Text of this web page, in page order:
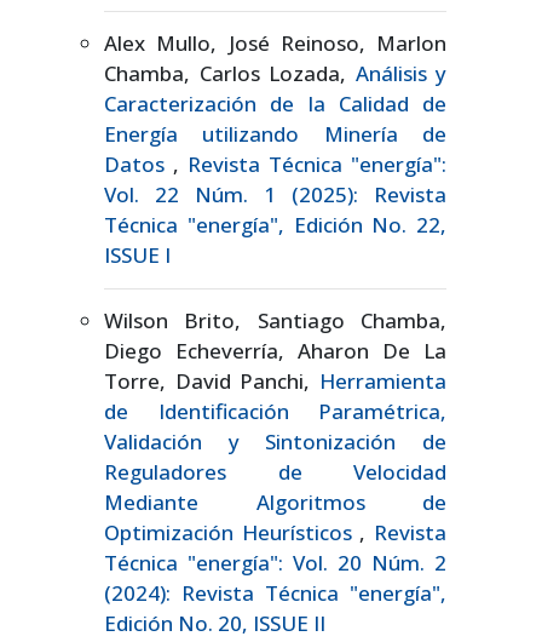
Alex Mullo, José Reinoso, Marlon
Chamba, Carlos Lozada, Análisis y
Caracterización de la Calidad de
Energía utilizando Minería de
Datos , Revista Técnica "energía":
Vol. 22 Núm. 1 (2025): Revista
Técnica "energía", Edición No. 22,
ISSUE I
Wilson Brito, Santiago Chamba,
Diego Echeverría, Aharon De La
Torre, David Panchi, Herramienta
de Identificación Paramétrica,
Validación y Sintonización de
Reguladores de Velocidad
Mediante Algoritmos de
Optimización Heurísticos , Revista
Técnica "energía": Vol. 20 Núm. 2
(2024): Revista Técnica "energía",
Edición No. 20, ISSUE II